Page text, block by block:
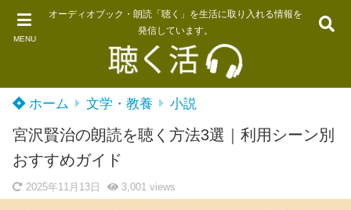
MENU
オーディオブック・朗読「聴く」を生活に取り入れる情報を
発信しています。
ホーム 文学・教養 小説
宮沢賢治の朗読を聴く方法3選｜利用シーン別
おすすめガイド
2025年11月13日 3,001views